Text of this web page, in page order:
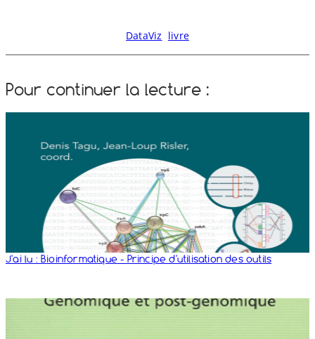
DataViz livre
Pour continuer la lecture :
J'ai lu : Bioinformatique - Principe d'utilisation des outils